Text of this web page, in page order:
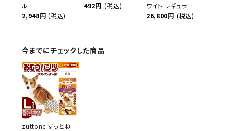
ル
2,948円 (税込)
492円 (税込)
ワイト レギュラー
26,800円 (税込)
今までにチェックした商品
zuttone ずっとね